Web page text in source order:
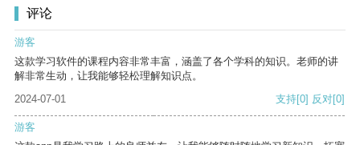
评论
游客
这款学习软件的课程内容非常丰富，涵盖了各个学科的知识。老师的讲
解非常生动，让我能够轻松理解知识点。
2024-07-01
支持[0] 反对[0]
游客